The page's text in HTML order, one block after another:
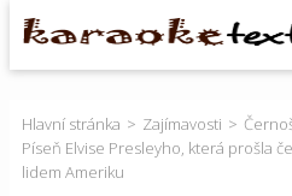
Hlavní stránka Zajímavosti
Píseň Elvise Presleyho, která prošla
lidem Ameriku